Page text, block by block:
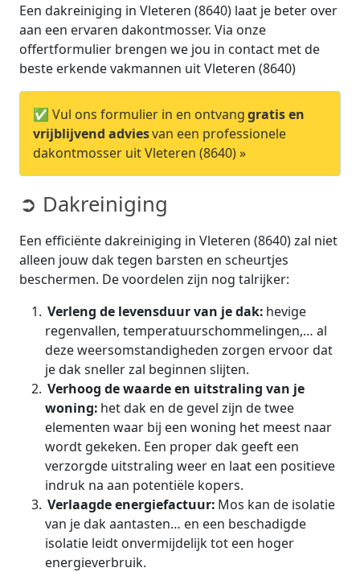
Een dakreiniging in Vleteren (8640) laat je beter over
aan een ervaren dakontmosser. Via onze
offertformulier brengen we jou in contact met de
beste erkende vakmannen uit Vleteren (8640)
✅ Vul ons formulier in en ontvanggratis en
vrijblijvend adviesvan een professionele
dakontmosser uit Vleteren (8640) »
➲ Dakreiniging
Een efficiënte dakreiniging in Vleteren (8640) zal niet
alleen jouw dak tegen barsten en scheurtjes
beschermen. De voordelen zijn nog talrijker:
Verleng de levensduur van je dak: hevige
regenvallen, temperatuurschommelingen,… al
deze weersomstandigheden zorgen ervoor dat
je dak sneller zal beginnen slijten.
Verhoog de waarde en uitstraling van je
woning: het dak en de gevel zijn de twee
elementen waar bij een woning het meest naar
wordt gekeken. Een proper dak geeft een
verzorgde uitstraling weer en laat een positieve
indruk na aan potentiële kopers.
Verlaagde energiefactuur: Mos kan de isolatie
van je dak aantasten… en een beschadigde
isolatie leidt onvermijdelijk tot een hoger
energieverbruik.